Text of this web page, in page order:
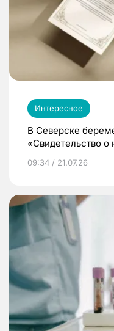
Интересное
В Северске
«Свидетельство о
09:34 / 21.07.26